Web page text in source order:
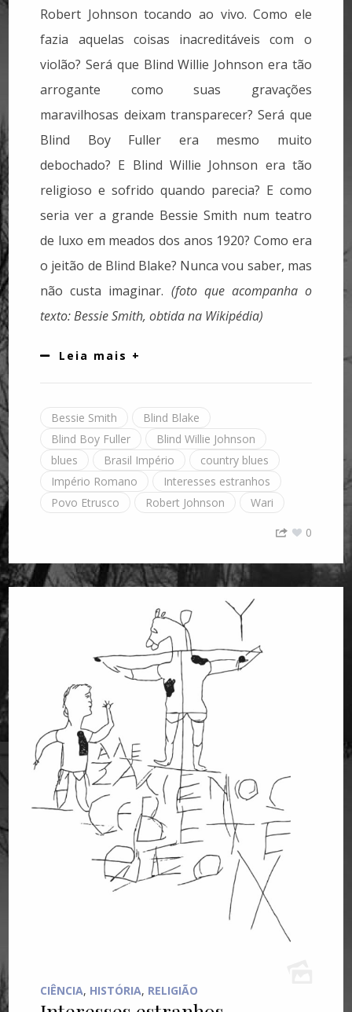
Robert Johnson tocando ao vivo. Como ele
fazia aquelas coisas inacreditáveis com o
violão? Será que Blind Willie Johnson era tão
arrogante como suas gravações
maravilhosas deixam transparecer? Será que
Blind Boy Fuller era mesmo muito
debochado? E Blind Willie Johnson era tão
religioso e sofrido quando parecia? E como
seria ver a grande Bessie Smith num teatro
de luxo em meados dos anos 1920? Como era
o jeitão de Blind Blake? Nunca vou saber, mas
não custa imaginar. (foto que acompanha o
texto: Bessie Smith, obtida na Wikipédia)
Leia mais +
Bessie Smith
Blind Blake
Blind Boy Fuller
Blind Willie Johnson
blues
Brasil Império
country blues
Império Romano
Interesses estranhos
Povo Etrusco
Robert Johnson
Wari
0
CIÊNCIA, HISTÓRIA, RELIGIÃO